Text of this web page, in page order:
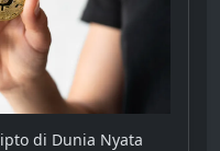
di Dunia Nyata